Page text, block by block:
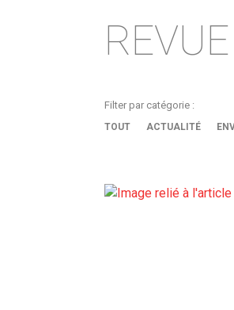
Filter par catégorie :
TOUT ACTUALITÉ